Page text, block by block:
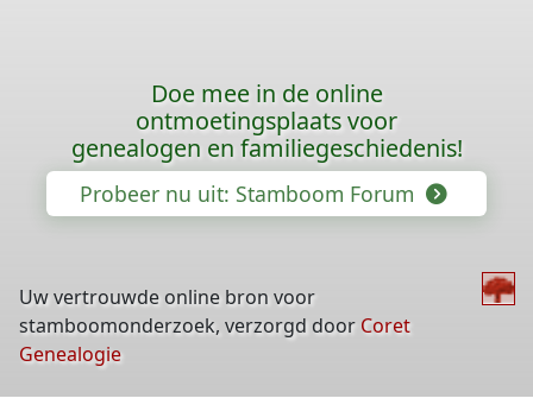
Doe mee in de online
ontmoetingsplaats voor
genealogen en familiegeschiedenis!
Probeer nu uit: Stamboom Forum
Uw vertrouwde online bron voor
stamboomonderzoek, verzorgd door Coret
Genealogie